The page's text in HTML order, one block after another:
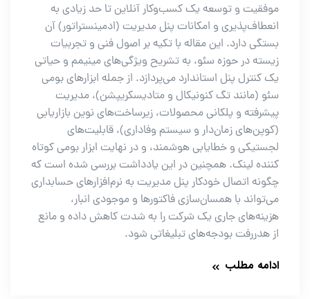
موفقیت و توسعه یک کسب‌وکار آنلاین تا حد زیادی به
انعطاف‌پذیری و امکانات پنل مدیریت (ادمینستراتور) آن
بستگی دارد. این مقاله با تکیه بر اصول فنی و تجربیات
زیسته در حوزه سئو، به تشریح ویژگی‌های مینیمم و حیاتی
یک کنترل پنل استاندارد می‌پردازد. از جمله ابزارهای بومی
سئو (مانند تگ کنونیکال و متادیسکریپشن)، مدیریت
پیشرفته و پلکانی محصولات، زیرساخت‌های نوین بازاریابی
(کوپن‌های زمان‌دار و سیستم وفاداری)، قابلیت‌های
لجستیکی و خطایابی هوشمند، و در نهایت ابزار بومی کوتاه
کننده لینک. همچنین در این یادداشت بررسی شده است که
چگونه اتصال خودکار پنل مدیریت به نرم‌افزارهای حسابداری
می‌تواند با همسان‌سازی فاکتورها و موجودی انبار،
هزینه‌های جاری یک شرکت را به شدت کاهش داده و مانع
از هدررفت بودجه‌های تبلیغاتی شود.
ادامه مطلب